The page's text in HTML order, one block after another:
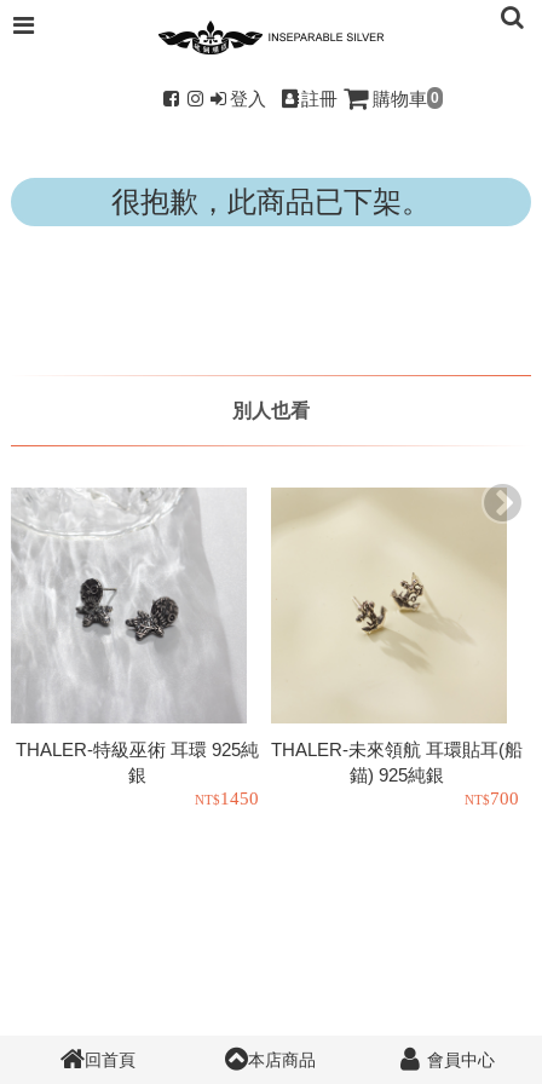
登入 註冊 購物車 0
很抱歉，此商品已下架。
別人也看
THALER-特級巫術 耳環 925純
銀
1450
THALER-未來領航 耳環貼耳(船
錨) 925純銀
700
回首頁 本店商品 會員中心